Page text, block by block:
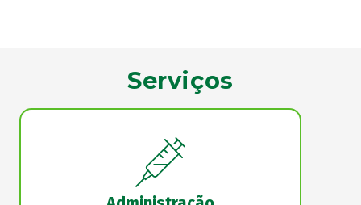
Serviços